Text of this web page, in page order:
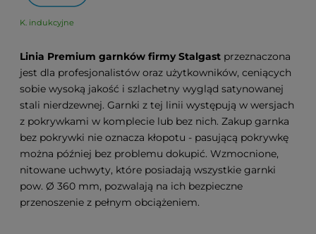
K. indukcyjne
Linia Premium garnków firmy Stalgast przeznaczona
jest dla profesjonalistów oraz użytkowników, ceniących
sobie wysoką jakość i szlachetny wygląd satynowanej
stali nierdzewnej. Garnki z tej linii występują w wersjach
z pokrywkami w komplecie lub bez nich. Zakup garnka
bez pokrywki nie oznacza kłopotu - pasującą pokrywkę
można później bez problemu dokupić. Wzmocnione,
nitowane uchwyty, które posiadają wszystkie garnki
pow. Ø 360 mm, pozwalają na ich bezpieczne
przenoszenie z pełnym obciążeniem.